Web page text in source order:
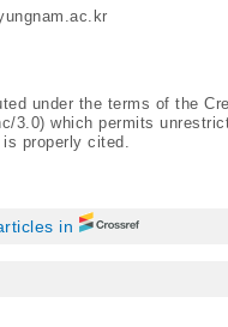
under the terms of the
3.0) which permits
properly cited.
in